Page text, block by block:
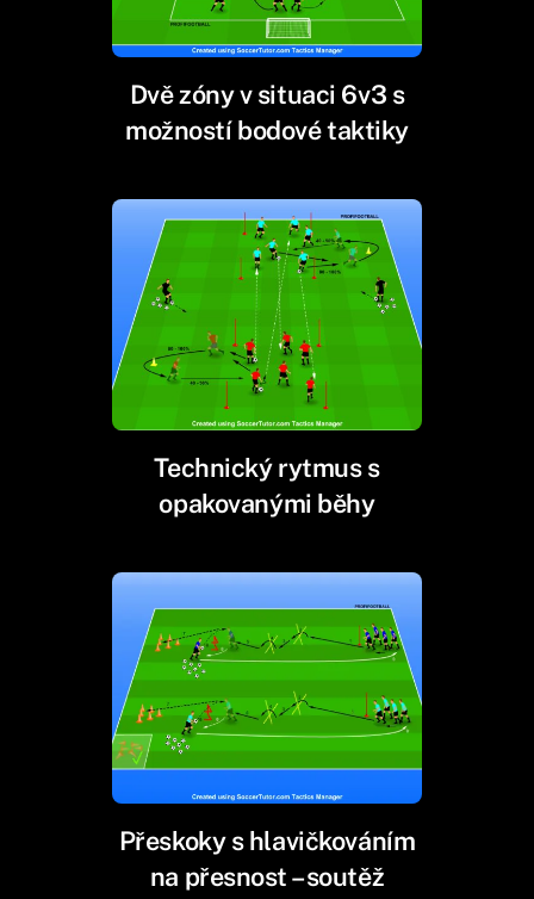
Dvě zóny v situaci 6v3 s
možností bodové taktiky
Technický rytmus s
opakovanými běhy
Přeskoky s hlavičkováním
na přesnost – soutěž